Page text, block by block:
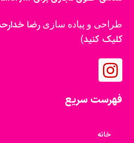
طراحی و پیاده سازی رضا
کلیک کنید)
فهرست سریع
خانه